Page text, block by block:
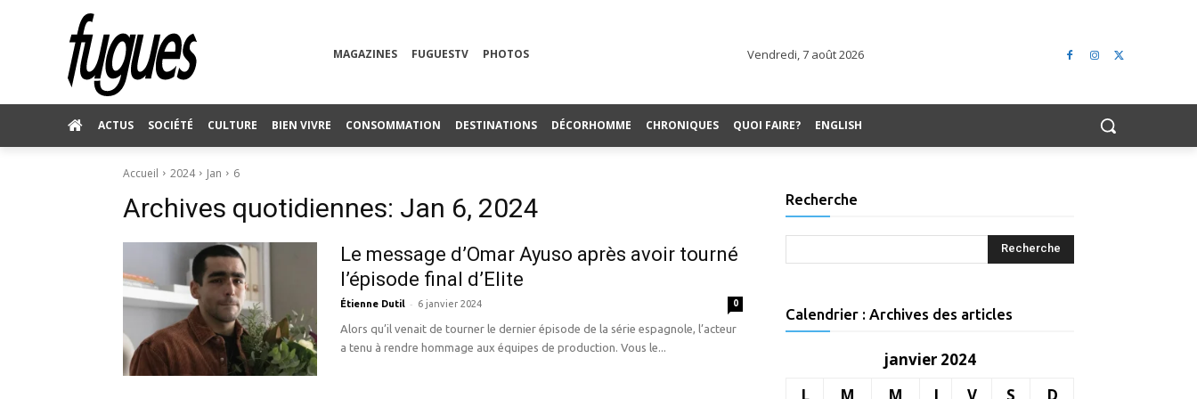
MAGAZINES FUGUESTV PHOTOS Vendredi, 7 août 2026
ACTUS SOCIÉTÉ CULTURE BIEN VIVRE CONSOMMATION DESTINATIONS DÉCORHOMME CHRONIQUES QUOI FAIRE? ENGLISH
Accueil 2024 Jan 6
Archives quotidiennes: Jan 6, 2024
Le message d’Omar Ayuso après avoir tourné
l’épisode final d’Elite
Étienne Dutil - 6 janvier 2024 0
Alors qu’il venait de tourner le dernier épisode de la série espagnole, l’acteur
a tenu à rendre hommage aux équipes de production. Vous le...
Recherche
Calendrier : Archives des articles
janvier 2024
L
M M J V S D